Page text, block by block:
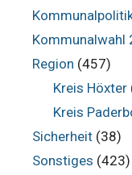
Kommunalwahl
Region (457)
Kreis Höxter
Kreis
Sicherheit (38)
Sonstiges (423)